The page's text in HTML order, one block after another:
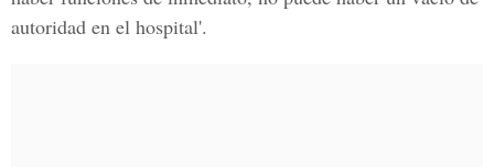
autoridad en el hospital'.